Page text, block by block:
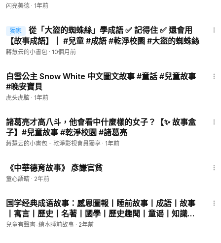
看謙老師和蘋果妹帶你進入好玩的童玩世界，從古早到現代的童
🚩讓真實的力量伴您前行，加入新唐人之友https://bit.ly/3Rk7v
Qe
📍新唐人亞太台APPhttps://bit.ly/3tlw5Hs
📍新唐人亞太電視台
闪亮美德 · 1年前
獨家
從「大盜的蜘蛛絲」學成語 ✅ 記得住 ✅ 還會用
【故事成語】｜ #兒童 #成語 #乾淨校園 #大盜的蜘蛛絲
蔣慧云的小書包 · 10個月前
白雪公主 Snow White 中文圖文故事 #童話 #兒童故事
#晚安寶貝
虎头虎脑 · 1年前
會員專享
諸葛亮才高八斗，他會看中什麼樣的女子？【✨ 故事盒
子】#兒童故事 #乾淨校園 #諸葛亮
蔣慧云的小書包 - 乾淨影視會員獨享 · 1年前
《中華德育故事》 彥謙官貧
童心語晴 · 2年前
国学经典成语故事：感恩圖報丨睡前故事丨成語丨故事
丨寓言丨歷史丨名著丨國學丨歷史趣聞丨童谣丨知識丨
啟蒙丨有聲故事丨有聲書丨兒童故事丨童話丨認知丨
兒童有聲書-繪本睡前故事 · 2年前